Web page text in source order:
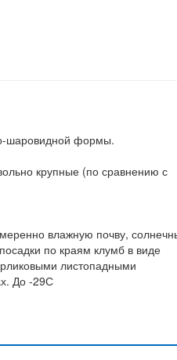
шаровидной формы.
крупные (по сравнению с
влажную почву,
по краям клумб в виде
листопадными
До -29С